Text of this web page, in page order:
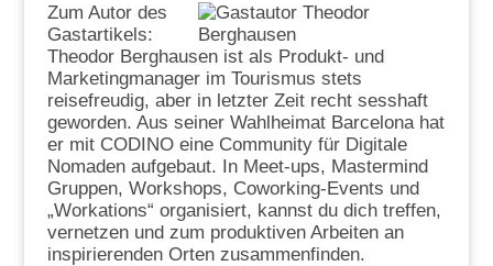
Zum Autor des
Gastartikels:
Theodor Berghausen ist als Produkt- und
Marketingmanager im Tourismus stets
reisefreudig, aber in letzter Zeit recht sesshaft
geworden. Aus seiner Wahlheimat Barcelona hat
er mit CODINO eine Community für Digitale
Nomaden aufgebaut. In Meet-ups, Mastermind
Gruppen, Workshops, Coworking-Events und
„Workations“ organisiert, kannst du dich treffen,
vernetzen und zum produktiven Arbeiten an
inspirierenden Orten zusammenfinden.